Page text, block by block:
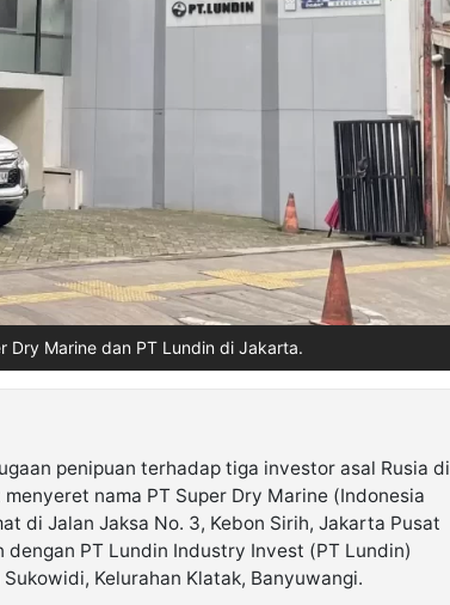
Dry Marine dan PT Lundin di Jakarta.
penipuan terhadap tiga investor asal Rusia di
nama PT Super Dry Marine (Indonesia
di Jalan Jaksa No. 3, Kebon Sirih, Jakarta Pusat
PT Lundin Industry Invest (PT Lundin)
Kelurahan Klatak, Banyuwangi.